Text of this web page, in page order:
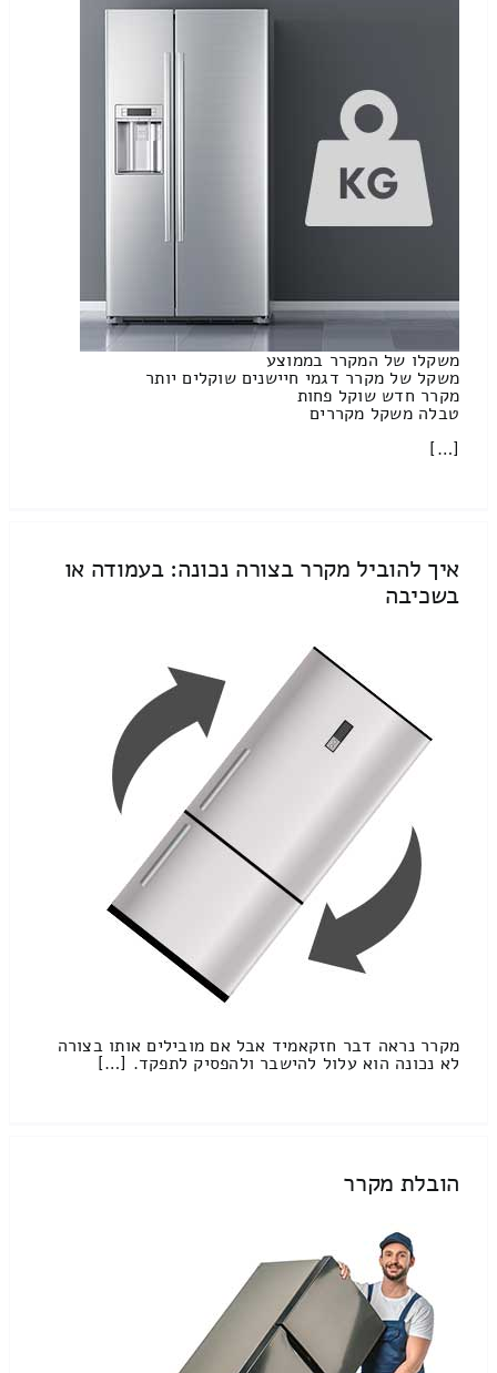
משקלו של המקרר בממוצע
משקל של מקרר דגמי חיישנים שוקלים יותר
מקרר חדש שוקל פחות
טבלה משקל מקררים
[…]
איך להוביל מקרר בצורה נכונה: בעמודה או
בשכיבה
מקרר נראה דבר חזקאמיד אבל אם מובילים אותו בצורה
לא נכונה הוא עלול להישבר ולהפסיק לתפקד. […]
הובלת מקרר